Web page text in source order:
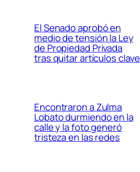
El Senado aprobó en
medio de tensión la Ley
de Propiedad Privada
tras quitar artículos clave
Encontraron a Zulma
Lobato durmiendo en la
calle y la foto generó
tristeza en las redes